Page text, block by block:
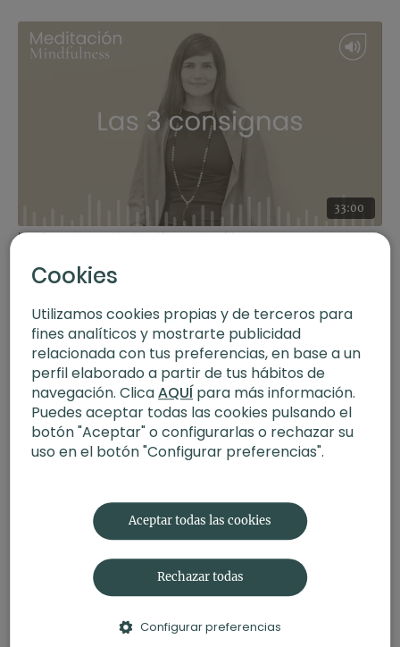
33:00
Las 3 consignas. Meditación con Angélica
Cookies
Utilizamos cookies propias y de terceros para
fines analíticos y mostrarte publicidad
relacionada con tus preferencias, en base a un
perfil elaborado a partir de tus hábitos de
navegación. ClicaAQUÍpara más información.
Puedes aceptar todas las cookies pulsando el
botón "Aceptar" o configurarlas o rechazar su
uso en el botón "Configurar preferencias".
Aceptar todas las cookies
Rechazar todas
Configurar preferencias